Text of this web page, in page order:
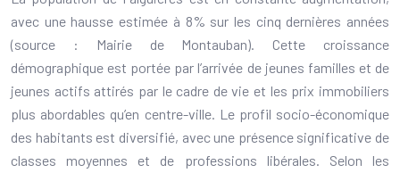
avec une hausse estimée à 8% sur les cinq dernières années
(source : Mairie de Montauban). Cette croissance
démographique est portée par l’arrivée de jeunes familles et de
jeunes actifs attirés par le cadre de vie et les prix immobiliers
plus abordables qu’en centre-ville. Le profil socio-économique
des habitants est diversifié, avec une présence significative de
classes moyennes et de professions libérales. Selon les